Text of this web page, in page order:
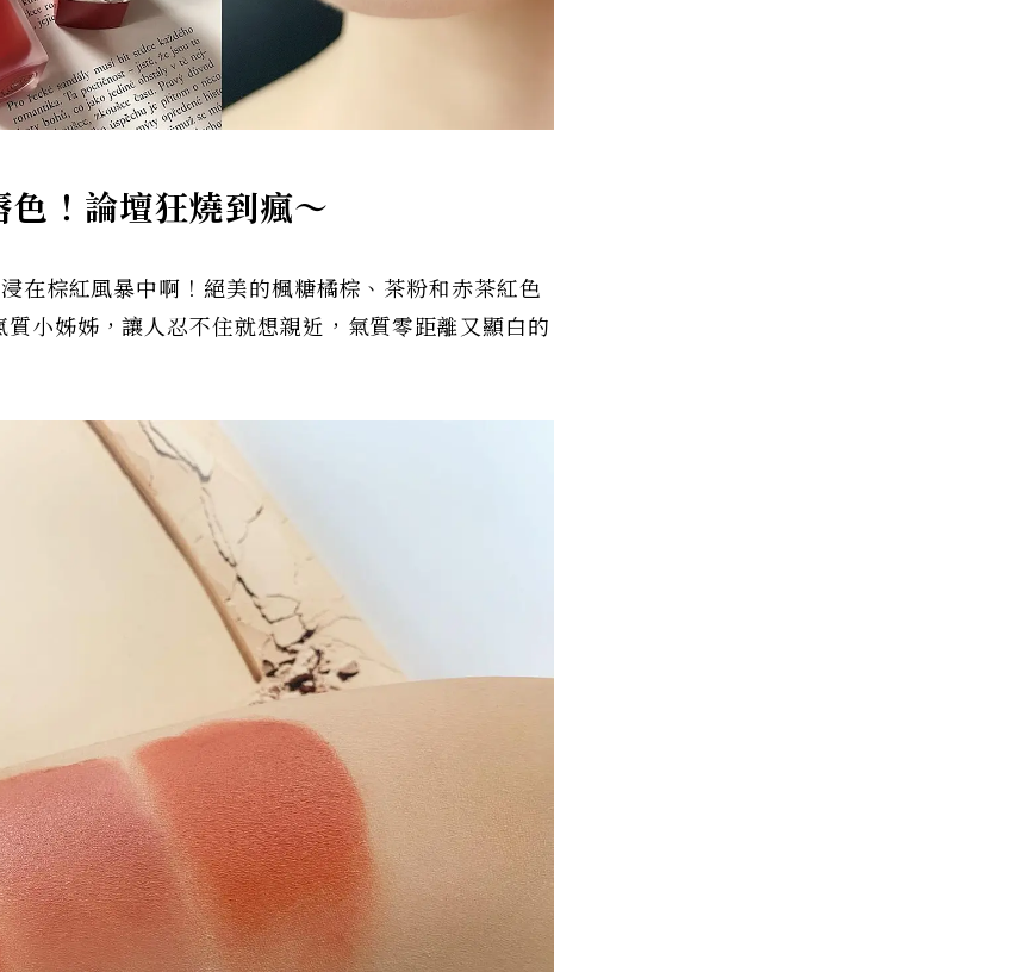
！論壇狂燒到瘋～
在棕紅風暴中啊！絕美的楓糖橘棕、茶粉和赤茶紅色
小姊姊，讓人忍不住就想親近，氣質零距離又顯白的